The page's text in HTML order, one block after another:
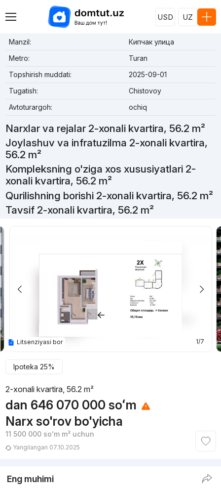
USD UZ
Manzil:
Кипчак улица
Metro:
Turan
Topshirish muddati:
2025-09-01
Tugatish:
Chistovoy
Avtoturargoh:
ochiq
Narxlar va rejalar 2-xonali kvartira, 56.2 m²
Joylashuv va infratuzilma 2-xonali kvartira,
56.2 m²
Kompleksning o'ziga xos xususiyatlari 2-
xonali kvartira, 56.2 m²
Qurilishning borishi 2-xonali kvartira, 56.2 m²
Tavsif 2-xonali kvartira, 56.2 m²
1/7
Litsenziyasi bor
Ipoteka 25%
2-xonali kvartira, 56.2 m²
dan 646 070 000 soʻm
Narx so'rov bo'yicha
11 500 000 soʻmm² uchun
Yangilangan 07.10.2025
Eng muhimi